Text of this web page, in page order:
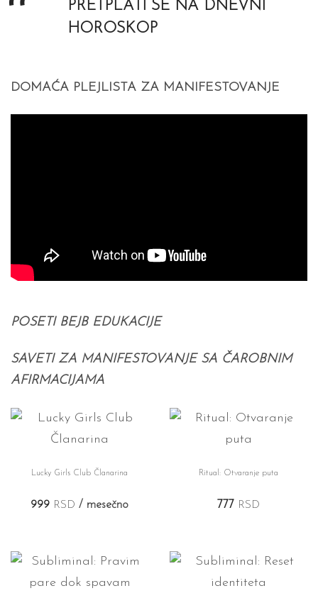
PRETPLATI SE NA DNEVNI
HOROSKOP
DOMAĆA PLEJLISTA ZA MANIFESTOVANJE
POSETI BEJB EDUKACIJE
SAVETI ZA MANIFESTOVANJE SA ČAROBNIM
AFIRMACIJAMA
Lucky Girls Club Članarina
999 RSD / mesečno
Ritual: Otvaranje puta
777 RSD